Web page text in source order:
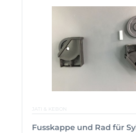
JATI & KEBON
Fusskappe und Rad für